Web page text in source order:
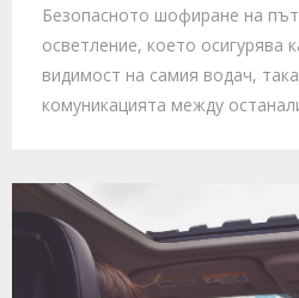
Безопасното шофиране на
осветление, което осигурява
видимост на самия водач,
комуникацията между